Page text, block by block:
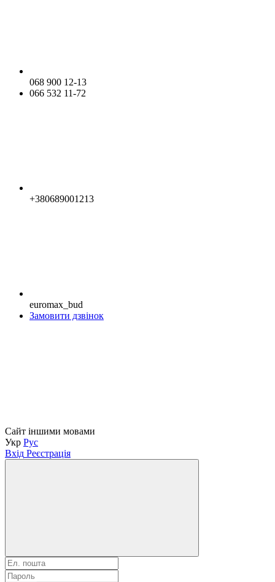
068 900 12-13
066 532 11-72
+380689001213
euromax_bud
Замовити дзвінок
Сайт іншими мовами
Укр Рус
Вхід Реєстрація